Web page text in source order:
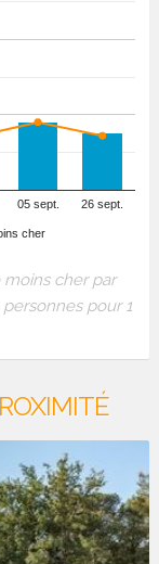
cher
05 sept. 26 sept.
cher par
pour 1